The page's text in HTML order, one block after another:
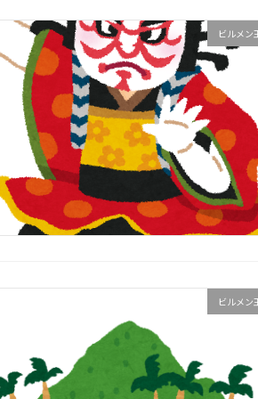
ビルメン
ビルメン